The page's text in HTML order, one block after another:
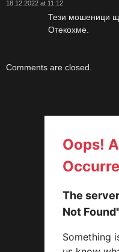
18.12.2022 at 11:12
Тези мошеници
Отекохме.
Comments are closed.